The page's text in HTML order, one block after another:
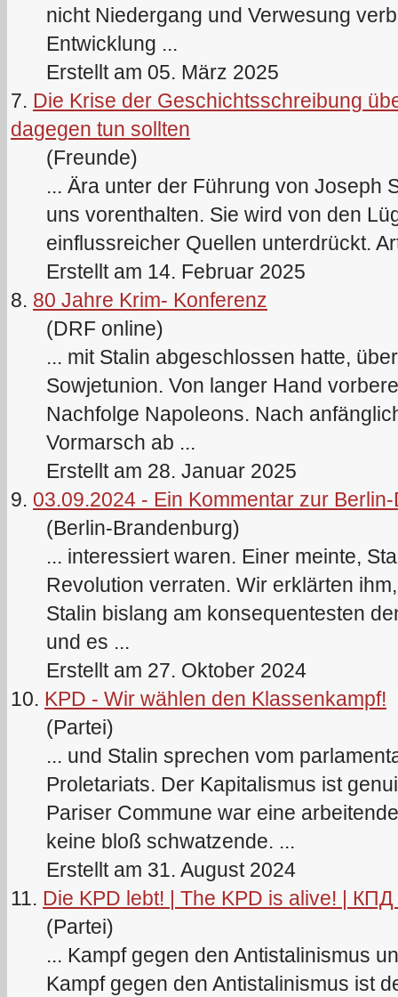
nicht Niedergang und Verwesung
Entwicklung ...
Erstellt am 05. März 2025
7. Die Krise der Geschichtsschreibung
dagegen tun sollten
(Freunde)
... Ära unter der Führung von Joseph
uns vorenthalten. Sie wird von den
einflussreicher Quellen unterdrückt.
Erstellt am 14. Februar 2025
8. 80 Jahre Krim- Konferenz
(DRF online)
... mit Stalin abgeschlossen hatte,
Sowjetunion. Von langer Hand
Nachfolge Napoleons. Nach
Vormarsch ab ...
Erstellt am 28. Januar 2025
9. 03.09.2024 - Ein Kommentar zur
(Berlin-Brandenburg)
... interessiert waren. Einer meinte,
Revolution verraten. Wir erklärten
Stalin bislang am konsequentesten
und es ...
Erstellt am 27. Oktober 2024
10. KPD - Wir wählen den Klassenkampf!
(Partei)
... und Stalin sprechen vom
Proletariats. Der Kapitalismus ist
Pariser Commune war eine
keine bloß schwatzende. ...
Erstellt am 31. August 2024
11. Die KPD lebt! | The KPD is alive! |
(Partei)
... Kampf gegen den Antistalinismus
Kampf gegen den Antistalinismus ist